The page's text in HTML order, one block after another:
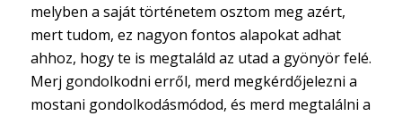
melyben a saját történetem osztom meg azért,
mert tudom, ez nagyon fontos alapokat adhat
ahhoz, hogy te is megtaláld az utad a gyönyör felé.
Merj gondolkodni erről, merd megkérdőjelezni a
mostani gondolkodásmódod, és merd megtalálni a